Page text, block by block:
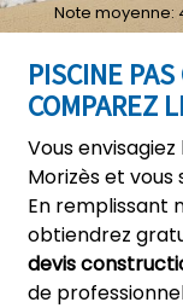
PISCINE
COMPAREZ
Vous
Morizès et vous
En remplissant
obtiendrez
devis
de
Note moyenne: